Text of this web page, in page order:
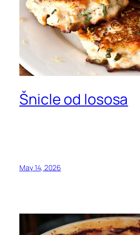
Šnicle od lososa
May 14, 2026